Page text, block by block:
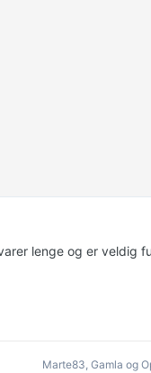
lenge og er veldig
Marte83, Gamla og